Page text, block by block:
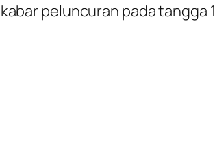
peluncuran pada tangga 1